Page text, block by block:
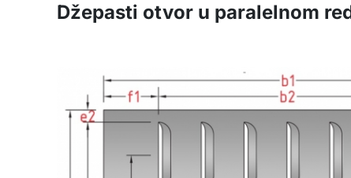
Džepasti otvor u paralelnom